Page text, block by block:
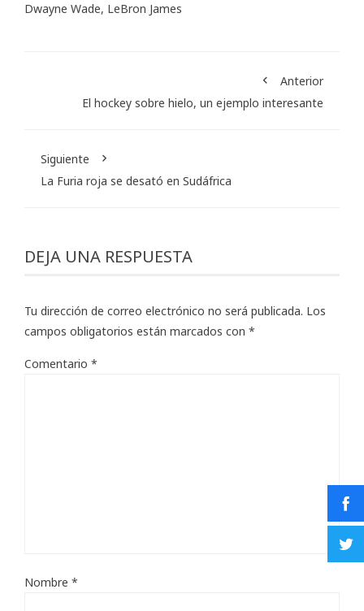
Dwayne Wade, LeBron James
Anterior
El hockey sobre hielo, un ejemplo interesante
Siguiente
La Furia roja se desató en Sudáfrica
DEJA UNA RESPUESTA
Tu dirección de correo electrónico no será publicada. Los
campos obligatorios están marcados con *
Comentario *
Nombre *